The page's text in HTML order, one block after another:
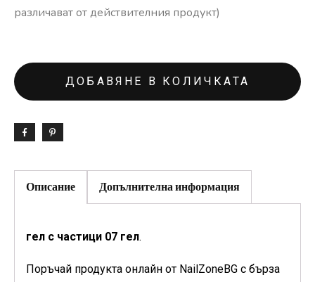
различават от действителния продукт)
ДОБАВЯНЕ В КОЛИЧКАТА
Описание Допълнителна информация
гел с частици 07 гел.
Поръчай продукта онлайн от NailZoneBG с бърза